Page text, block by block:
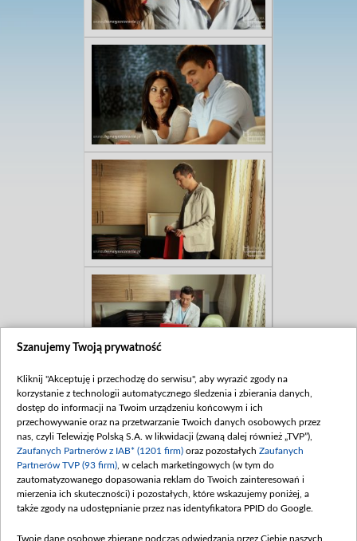
Szanujemy Twoją prywatność
Kliknij "Akceptuję i przechodzę do serwisu", aby wyrazić zgody na
korzystanie z technologii automatycznego śledzenia i zbierania danych,
dostęp do informacji na Twoim urządzeniu końcowym i ich
przechowywanie oraz na przetwarzanie Twoich danych osobowych przez
nas, czyli Telewizję Polską S.A. w likwidacji (zwaną dalej również „TVP”),
Zaufanych Partnerów z IAB* (1201 firm) oraz pozostałych Zaufanych
Partnerów TVP (93 firm) , w celach marketingowych (w tym do
zautomatyzowanego dopasowania reklam do Twoich zainteresowań i
mierzenia ich skuteczności) i pozostałych, które wskazujemy poniżej, a
także zgody na udostępnianie przez nas identyfikatora PPID do Google.
Twoje dane osobowe zbierane podczas odwiedzania przez Ciebie naszych